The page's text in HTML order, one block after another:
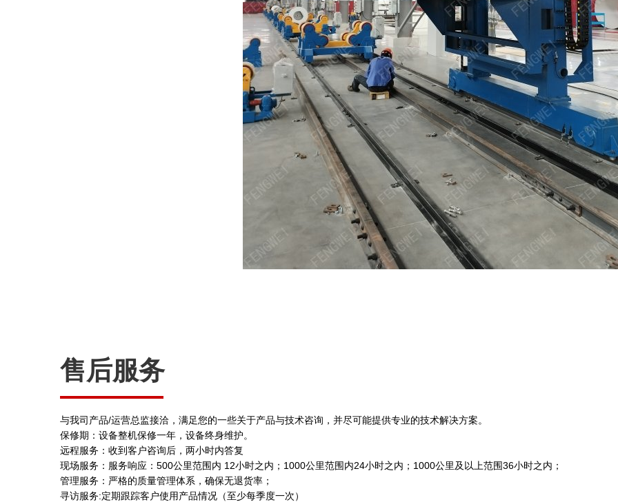
售后服务
与我司产品/运营总监接洽，满足您的一些关于产品与技术咨询，并尽可能提供专业的技术解决方案。
保修期：设备整机保修一年，设备终身维护。
远程服务：收到客户咨询后，两小时内答复
现场服务：服务响应：500公里范围内 12小时之内；1000公里范围内24小时之内；1000公里及以上范围36小时之内；
管理服务：严格的质量管理体系，确保无退货率；
寻访服务:定期跟踪客户使用产品情况（至少每季度一次）